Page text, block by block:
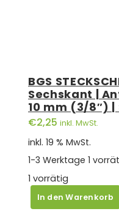
BGS
Sechskant |
10 mm (3/8″) |
€2,25 inkl. MwSt.
inkl. 19 % MwSt.
1-3 Werktage 1
1 vorrätig
BGS
STECKSCHLÜSSEL-
In den Warenkorb